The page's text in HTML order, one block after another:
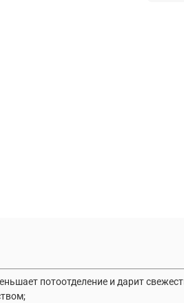
потоотделение и дарит